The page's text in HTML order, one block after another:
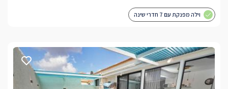
וילה מפנקת עם 7 חדרי שינה